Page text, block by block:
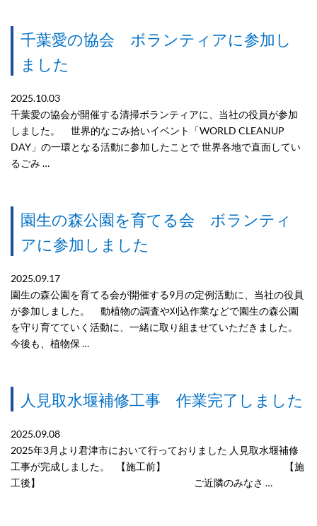
千葉愛の協会 ボランティアに参加し
ました
2025.10.03
千葉愛の協会が開催する清掃ボランティアに、当社の役員が参加
しました。 世界的なごみ拾いイベント「WORLD CLEANUP
DAY」の一環となる活動に参加したことで 世界各地で直面してい
るごみ …
園生の森公園を育てる会 ボランティ
アに参加しました
2025.09.17
園生の森公園を育てる会が開催する9月の定例活動に、当社の役員
が参加しました。 動植物の調査や刈込作業などで園生の森公園
を守り育てていく活動に、一緒に取り組ませていただきました。
今後も、植物保 …
人見取水堰補修工事 作業完了しました
2025.09.08
2025年3月より君津市において行っておりました 人見取水堰補修
工事が完成しました。 【施工前】 【施
工後】 ご近隣のみなさ …